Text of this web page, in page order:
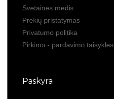
Svetainės medis
Prekių pristatymas
Privatumo politika
Pirkimo - pardavimo taisyklės
Paskyra